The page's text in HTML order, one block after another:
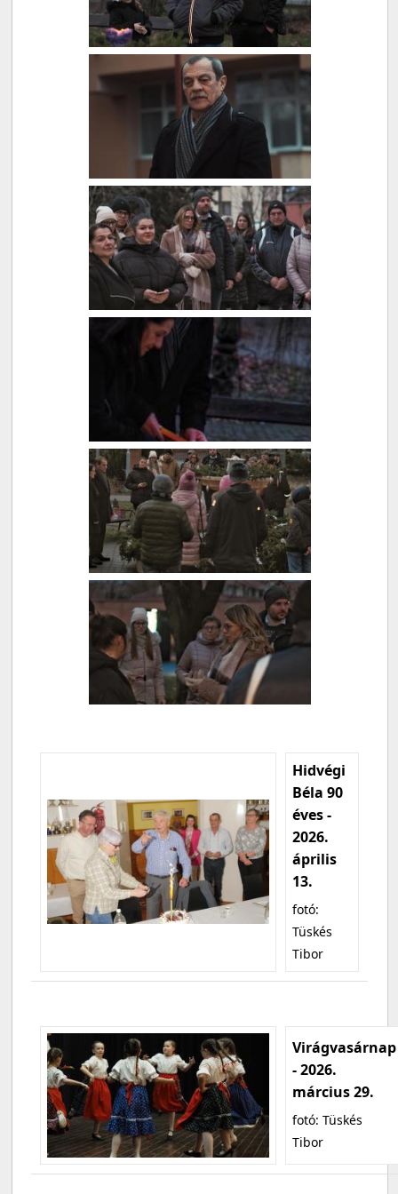
Hidvégi
Béla 90
éves -
2026.
április
13.
fotó:
Tüskés
Tibor
Virágvasárnap
- 2026.
március 29.
fotó: Tüskés
Tibor